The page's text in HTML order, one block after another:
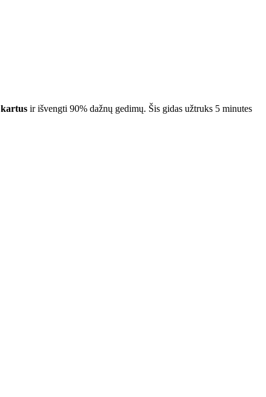
ir išvengti 90% dažnų gedimų. Šis gidas užtruks 5 minutes